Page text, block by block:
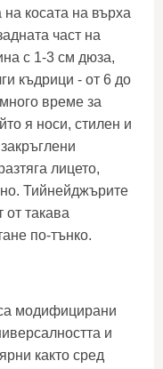
косата на върха
част на
с 1-3 см дюза,
къдрици - от 6 до
време за
я носи, стилен и
лицето,
Тийнейджърите
от такава
по-тънко.
модифицирани
и
както сред